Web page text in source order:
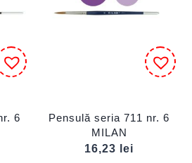
6
Pensulă seria 711 nr. 6
MILAN
16,23
lei